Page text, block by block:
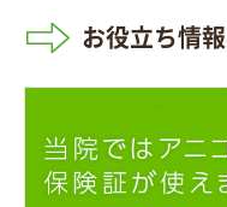
お役立ち情報